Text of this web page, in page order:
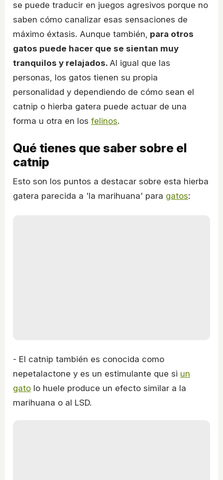
se puede traducir en juegos agresivos porque no
saben cómo canalizar esas sensaciones de
máximo éxtasis. Aunque también, para otros
gatos puede hacer que se sientan muy
tranquilos y relajados. Al igual que las
personas, los gatos tienen su propia
personalidad y dependiendo de cómo sean el
catnip o hierba gatera puede actuar de una
forma u otra en los felinos.
Qué tienes que saber sobre el
catnip
Esto son los puntos a destacar sobre esta hierba
gatera parecida a 'la marihuana' para gatos:
- El catnip también es conocida como
nepetalactone y es un estimulante que si un
gato lo huele produce un efecto similar a la
marihuana o al LSD.